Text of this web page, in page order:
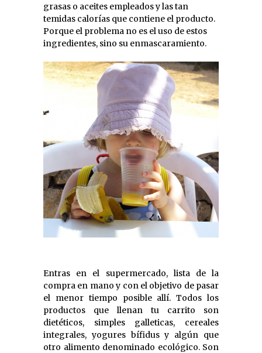
grasas o aceites empleados y las tan
temidas calorías que contiene el producto.
Porque el problema no es el uso de estos
ingredientes, sino su enmascaramiento.
Entras en el supermercado, lista de la
compra en mano y con el objetivo de pasar
el menor tiempo posible allí. Todos los
productos que llenan tu carrito son
dietéticos, simples galleticas, cereales
integrales, yogures bífidus y algún que
otro alimento denominado ecológico. Son